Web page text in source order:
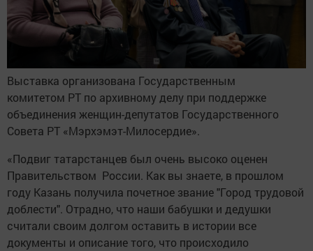
Выставка организована Государственным
комитетом РТ по архивному делу при поддержке
объединения женщин-депутатов Государственного
Совета РТ «Мэрхэмэт-Милосердие».
«Подвиг татарстанцев был очень высоко оценен
Правительством России. Как вы знаете, в прошлом
году Казань получила почетное звание "Город трудовой
доблести". Отрадно, что наши бабушки и дедушки
считали своим долгом оставить в истории все
документы и описание того, что происходило